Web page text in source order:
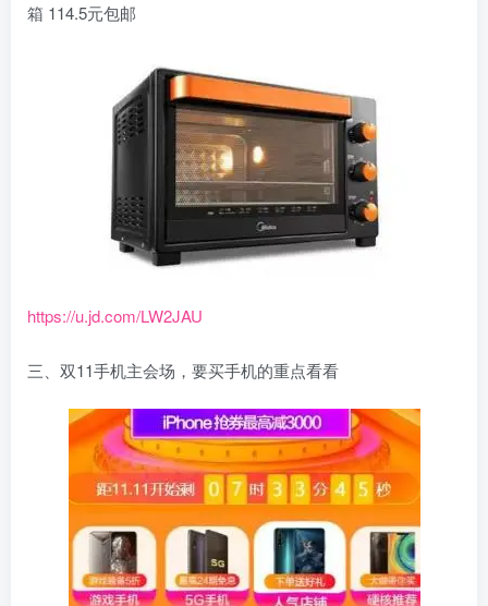
箱 114.5元包邮
https://u.jd.com/LW2JAU
三、双11手机主会场，要买手机的重点看看